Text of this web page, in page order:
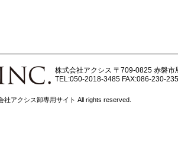
株式会社アクシス 〒709-0825 赤磐市
TEL:050-2018-3485 FAX:086-230-
社アクシス卸専用サイト All rights reserved.